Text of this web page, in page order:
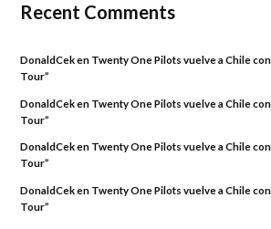
Recent Comments
DonaldCeken Twenty One Pilots vuelve a Chile
Tour”
DonaldCeken Twenty One Pilots vuelve a Chile
Tour”
DonaldCeken Twenty One Pilots vuelve a Chile
Tour”
DonaldCeken Twenty One Pilots vuelve a Chile
Tour”